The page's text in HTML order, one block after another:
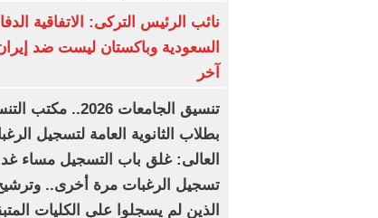
نائب الرئيس التركى: الاتفاقية
السعودية وباكستان ليست ضد
آخر
تنسيق الجامعات 2026..
بطلاب الثانوية العامة لتسجيل
العالى: غلق باب التسجيل مساء
تسجيل الرغبات مرة أخرى..
الذين لم يسجلوا على الكليات